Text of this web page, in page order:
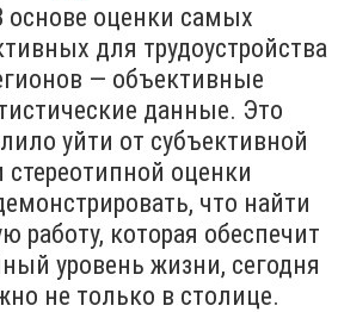
основе оценки самых
для трудоустройства
— объективные
данные. Это
уйти от субъективной
стереотипной оценки
что найти
работу, которая обеспечит
уровень жизни, сегодня
не только в столице.